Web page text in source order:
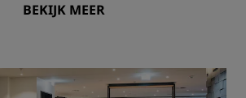
BEKIJK MEER